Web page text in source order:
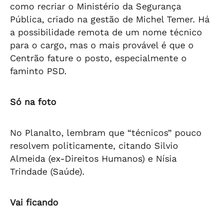
como recriar o Ministério da Segurança
Pública, criado na gestão de Michel Temer. Há
a possibilidade remota de um nome técnico
para o cargo, mas o mais provável é que o
Centrão fature o posto, especialmente o
faminto PSD.
Só na foto
No Planalto, lembram que “técnicos” pouco
resolvem politicamente, citando Silvio
Almeida (ex-Direitos Humanos) e Nísia
Trindade (Saúde).
Vai ficando